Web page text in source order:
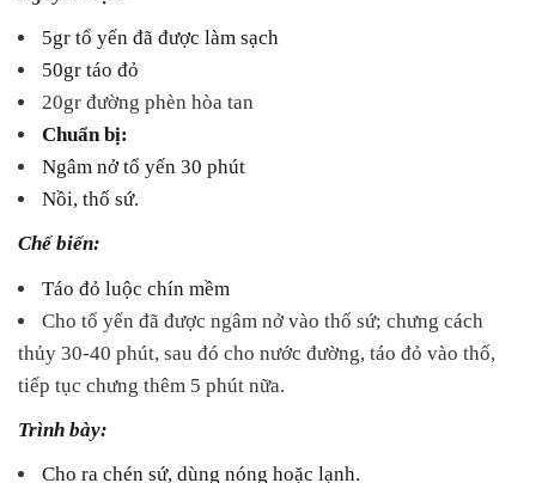
5gr tổ yến đã được làm sạch
50gr táo đỏ
20gr đường phèn hòa tan
Chuẩn bị:
Ngâm nở tổ yến 30 phút
Nồi, thố sứ.
Chế biến:
Táo đỏ luộc chín mềm
Cho tổ yến đã được ngâm nở vào thố sứ; chưng cách
thủy 30-40 phút, sau đó cho nước đường, táo đỏ vào thố,
tiếp tục chưng thêm 5 phút nữa.
Trình bày:
Cho ra chén sứ, dùng nóng hoặc lạnh.